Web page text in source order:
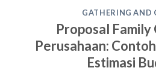
GATHERING AND
Proposal
Perusahaan:
Estimasi